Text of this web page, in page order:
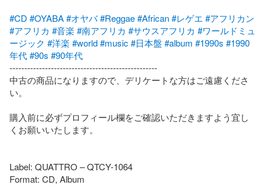
#CD #OYABA#オヤバ#Reggae#African#レゲエ #アフリカン
#アフリカ #音楽 #南アフリカ #サウスアフリカ #ワールドミュ
ージック #洋楽 #world#music #日本盤 #album #1990s #1990
年代#90s #90年代
--------------------------------------------------
中古の商品になりますので、デリケートな方はご遠慮くださ
い。
購入前に必ずプロフィール欄をご確認いただきますよう宜し
くお願いいたします。
Label: QUATTRO – QTCY-1064
Format: CD, Album